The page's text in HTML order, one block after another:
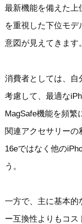
最新機能を備えた上
を重視した下位モデ
意図が見えてきます。
消費者としては、自
考慮して、最適な
MagSafe機能を頻繁
関連アクセサリーの
16eではなく他の
う。
一方で、主に基本的
ー互換性よりもコス